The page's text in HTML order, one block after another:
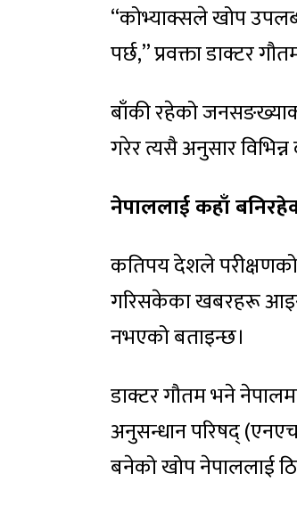
“कोभ्याक्सले खोप
पर्छ,” प्रवक्ता डाक्टर
बाँकी रहेको
गरेर त्यसै अनुसार
नेपाललाई कहाँ
कतिपय देशले
गरिसकेका खबरहरू
नभएको बताइन्छ।
डाक्टर गौतम भने
अनुसन्धान परिषद्
बनेको खोप नेपाललाई